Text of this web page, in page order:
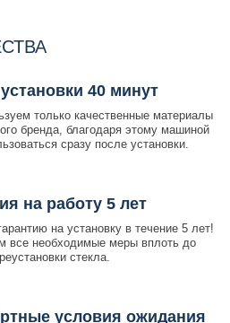
40 минут
только качественные материалы
бренда, благодаря этому машиной
сразу после установки.
на работу 5 лет
на установку в течение 5 лет!
все необходимые меры вплоть до
стекла.
условия ожидания